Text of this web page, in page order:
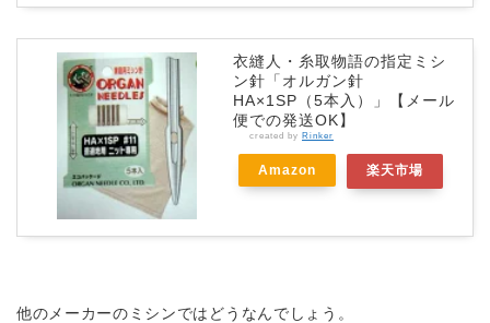
衣縫人・糸取物語の指定ミシ
ン針「オルガン針
HA×1SP（5本入）」【メール
便での発送OK】
created by Rinker
Amazon 楽天市場
他のメーカーのミシンではどうなんでしょう。